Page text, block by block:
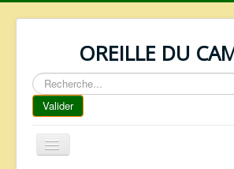
OREILLE DU
Rechercher
Valider
Basculer
la